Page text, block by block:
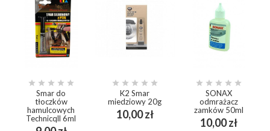
    
Smar do
tłoczków
hamulcowych
Technicqll 6ml
    
K2 Smar
miedziowy 20g
10,00 złCena
    
SONAX
odmrażacz
zamków 50ml
10,00 złCena